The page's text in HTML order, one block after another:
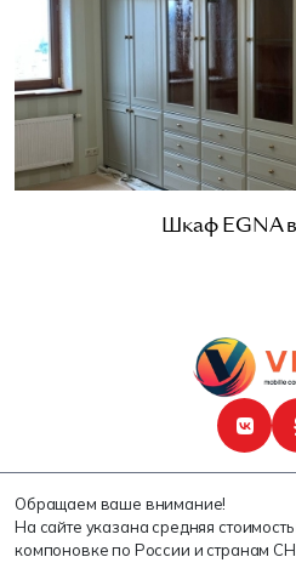
Шкаф EGNA
Обращаем ваше внимание!
На сайте указана средняя
компоновке по России и странам